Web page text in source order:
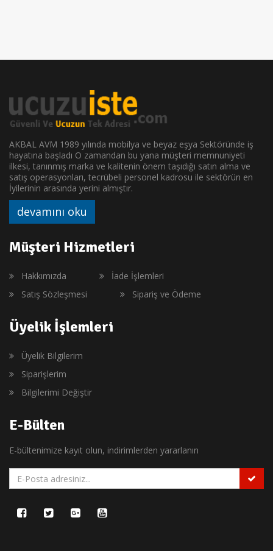
AKBAL AVM 1989 yılında mobilya ve beyaz eşya Sektöründe iş
hayatına başladı O zamandan bu yana müşteri memnuniyeti
ilkesi, tanınmış marka ve kalitenin önem taşıdığı satın alma ve
satış operasyonları, tecrübeli personel kadrosu ile sektörün en
İyilerinin arasında yerini almıştır.
devamını oku
Müşteri Hizmetleri
Hakkımızda
İade İşlemleri
Satış Sözleşmesi
Sipariş ve Ödeme
Üyelik İşlemleri
Üyelik Bilgilerim
Siparişlerim
Bilgilerimi Değiştir
E-Bülten
E-bültenimize kayıt olun, indirimlerden yararlanın